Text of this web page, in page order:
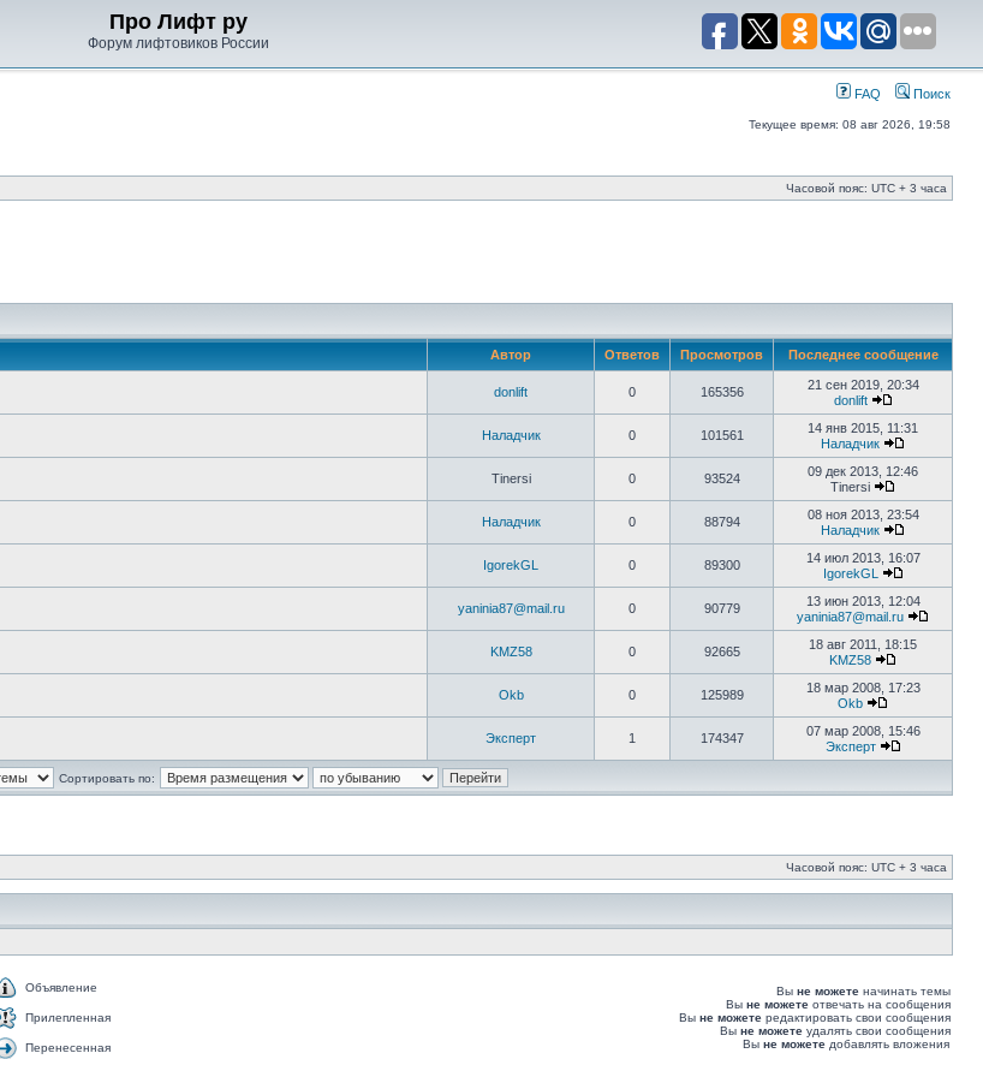
Про Лифт ру
Форум лифтовиков России
FAQ Поиск
Текущее время: 08 авг 2026, 19:58
Часовой пояс: UTC + 3 часа
Автор Ответов Просмотров Последнее сообщение
donlift 0 165356
21 сен 2019, 20:34
donlift
Наладчик 0 101561
14 янв 2015, 11:31
Наладчик
Tinersi 0 93524
09 дек 2013, 12:46
Tinersi
Наладчик 0 88794
08 ноя 2013, 23:54
Наладчик
IgorekGL 0 89300
14 июл 2013, 16:07
IgorekGL
yaninia87@mail.ru 0 90779
13 июн 2013, 12:04
yaninia87@mail.ru
KMZ58 0 92665
18 авг 2011, 18:15
KMZ58
Okb 0 125989
18 мар 2008, 17:23
Okb
Эксперт 1 174347
07 мар 2008, 15:46
Эксперт
Сортировать по:
Часовой пояс: UTC + 3 часа
Объявление
Прилепленная
Перенесенная
Вы не можете начинать темы
Вы не можете отвечать на сообщения
Вы не можете редактировать свои сообщения
Вы не можете удалять свои сообщения
Вы не можете добавлять вложения